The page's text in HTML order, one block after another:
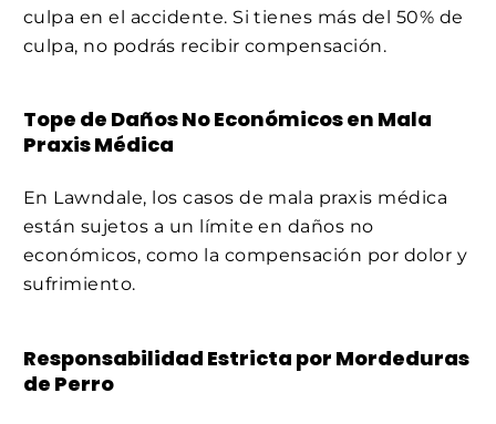
culpa en el accidente. Si tienes más del 50% de
culpa, no podrás recibir compensación.
Tope de Daños No Económicos en Mala
Praxis Médica
En Lawndale, los casos de mala praxis médica
están sujetos a un límite en daños no
económicos, como la compensación por dolor y
sufrimiento.
Responsabilidad Estricta por Mordeduras
de Perro